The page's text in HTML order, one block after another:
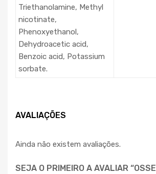
Triethanolamine, Methyl
nicotinate,
Phenoxyethanol,
Dehydroacetic acid,
Benzoic acid, Potassium
sorbate.
AVALIAÇÕES
Ainda não existem avaliações.
SEJA O PRIMEIRO A AVALIAR